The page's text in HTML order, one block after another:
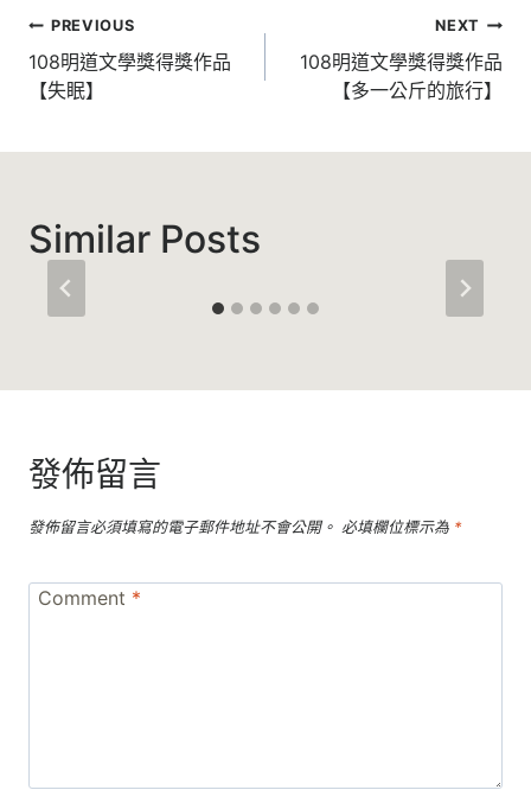
文
章
導
覽
PREVIOUS
108明道文學獎得獎作品
【失眠】
NEXT
108明道文學獎得獎作品
【多一公斤的旅行】
Similar Posts
發佈留言
發佈留言必須填寫的電子郵件地址不會公開。 必填欄位標示為 *
Comment *